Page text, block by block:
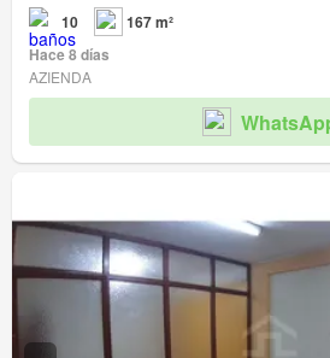
10
167 m²
Hace 8 días
AZIENDA